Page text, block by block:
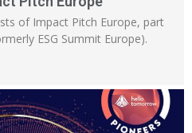
of Impact Pitch Europe, part
ESG Summit Europe).